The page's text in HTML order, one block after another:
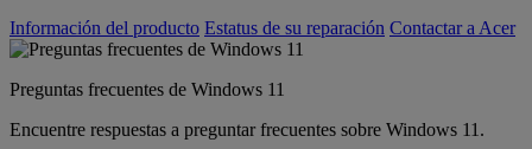
Información del producto Estatus de su reparación Contactar a Acer
Preguntas frecuentes de Windows 11
Encuentre respuestas a preguntar frecuentes sobre Windows 11.